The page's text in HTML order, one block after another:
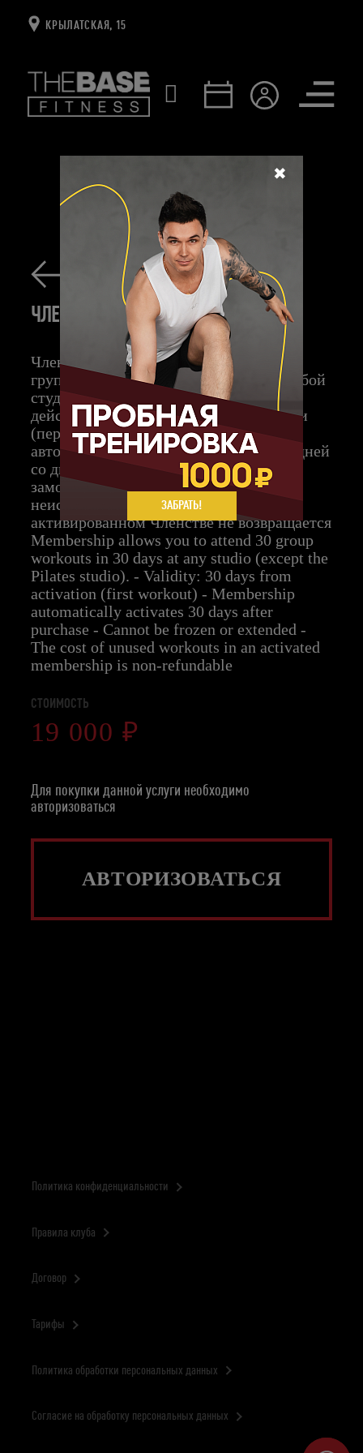
КРЫЛАТСКАЯ, 15
Открыть
Укажите ваш возраст
Число Месяц
ГЛАВНАЯ ТАРИФЫ ЧЛЕНСТВО 30 ДНЕЙ
ЧЛЕНСТВО 30 ДНЕЙ
Членство позволяет посетить 30
групповых тренировок за 30 дней в любой
студии (кроме студии Pilates). - Срок
действия: 30 дней с момента активации
(первой тренировки) - Членство
автоматически активируется через 30 дней
со дня покупки - Без возможности
заморозки и продления - Стоимость за
неиспользованные тренировки в
активированном Членстве не возвращается
Membership allows you to attend 30 group
workouts in 30 days at any studio (except the
Pilates studio). - Validity: 30 days from
activation (first workout) - Membership
automatically activates 30 days after
purchase - Cannot be frozen or extended -
The cost of unused workouts in an activated
membership is non-refundable
СТОИМОСТЬ
19 000 ₽
Для покупки данной услуги необходимо
авторизоваться
АВТОРИЗОВАТЬСЯ
✖
ЗАБРАТЬ!
Политика конфиденциальности
Правила клуба
Договор
Тарифы
Политика обработки персональных данных
Согласие на обработку персональных данных